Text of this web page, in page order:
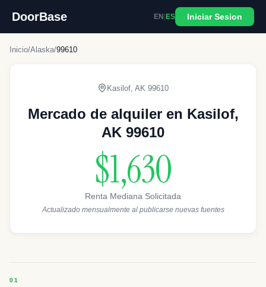
DoorBase EN ES Iniciar Sesion
Inicio/Alaska/99610
Kasilof AK 99610
Mercado de alquiler en Kasilof,
AK 99610
$1,630
Renta Mediana Solicitada
Actualizado mensualmente al publicarse nuevas fuentes